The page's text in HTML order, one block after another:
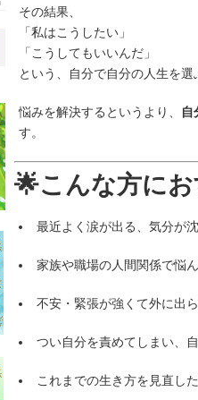
その結果、
「私はこうしたい」
「こうしてもいいんだ」
という、自分で自分の人生を選
悩みを解決するというより、 自
す。
🌟こんな方に
最近よく涙が出る、気分が
家族や職場の人間関係で悩
不安・緊張が強くて外に出
つい自分を責めてしまい、
これまでの生き方を見直し